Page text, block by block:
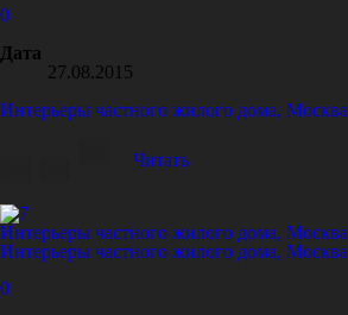
0
Дата
27.08.2015
Интерьеры частного жилого дома, Москва
Читать
Интерьеры частного жилого дома, Москва
Интерьеры частного жилого дома, Москва
0